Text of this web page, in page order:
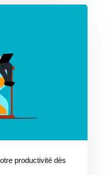
productivité dès